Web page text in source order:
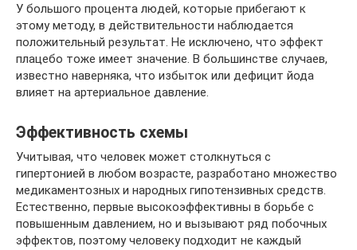
У большого процента людей, которые прибегают к
этому методу, в действительности наблюдается
положительный результат. Не исключено, что эффект
плацебо тоже имеет значение. В большинстве случаев,
известно наверняка, что избыток или дефицит йода
влияет на артериальное давление.
Эффективность схемы
Учитывая, что человек может столкнуться с
гипертонией в любом возрасте, разработано множество
медикаментозных и народных гипотензивных средств.
Естественно, первые высокоэффективны в борьбе с
повышенным давлением, но и вызывают ряд побочных
эффектов, поэтому человеку подходит не каждый